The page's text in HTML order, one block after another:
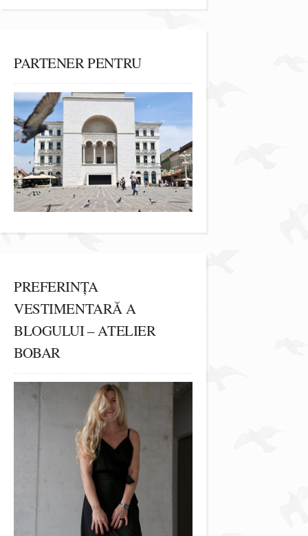
PARTENER PENTRU
PREFERINȚA
VESTIMENTARĂ A
BLOGULUI – ATELIER
BOBAR